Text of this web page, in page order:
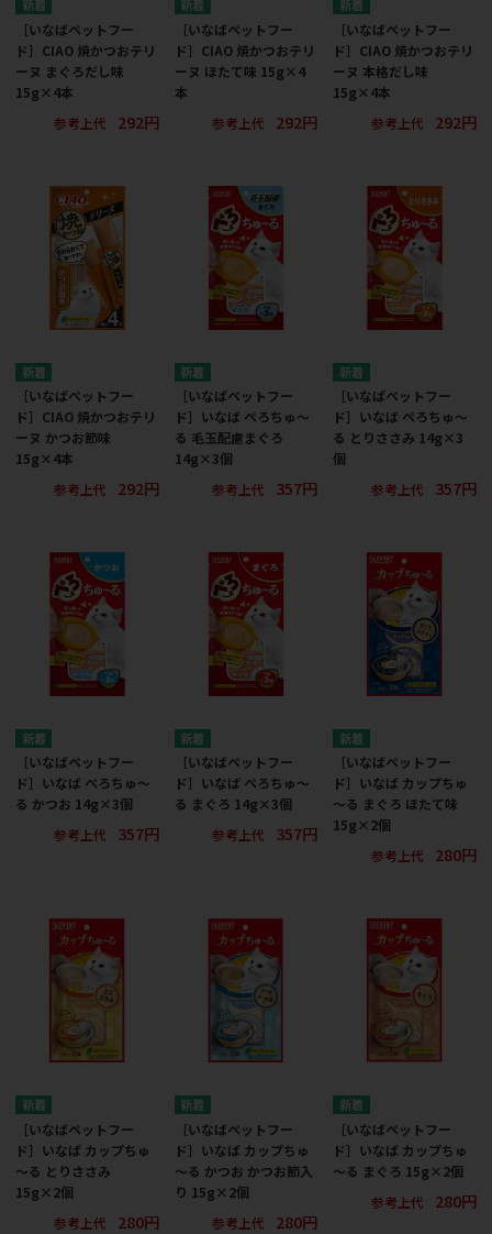
［いなばペットフー
ド］CIAO 焼かつおテリ
ーヌ まぐろだし味
15g×4本
参考上代
292円
［いなばペットフー
ド］CIAO 焼かつおテリ
ーヌ ほたて味 15g×4
本
参考上代
292円
［いなばペットフー
ド］CIAO 焼かつおテリ
ーヌ 本格だし味
15g×4本
参考上代
292円
［いなばペットフー
ド］CIAO 焼かつおテリ
ーヌ かつお節味
15g×4本
参考上代
292円
［いなばペットフー
ド］いなば ぺろちゅ～
る 毛玉配慮まぐろ
14g×3個
参考上代
357円
［いなばペットフー
ド］いなば ぺろちゅ～
る とりささみ 14g×3
個
参考上代
357円
［いなばペットフー
ド］いなば ぺろちゅ～
る かつお 14g×3個
参考上代
357円
［いなばペットフー
ド］いなば ぺろちゅ～
る まぐろ 14g×3個
参考上代
357円
［いなばペットフー
ド］いなば カップちゅ
～る まぐろ ほたて味
15g×2個
参考上代
280円
［いなばペットフー
ド］いなば カップちゅ
～る とりささみ
15g×2個
参考上代
280円
［いなばペットフー
ド］いなば カップちゅ
～る かつお かつお節入
り 15g×2個
参考上代
280円
［いなばペットフー
ド］いなば カップちゅ
～る まぐろ 15g×2個
参考上代
280円